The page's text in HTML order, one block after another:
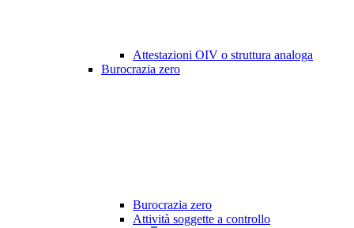
Attestazioni OIV o struttura analoga
Burocrazia zero
Burocrazia zero
Attività soggette a controllo